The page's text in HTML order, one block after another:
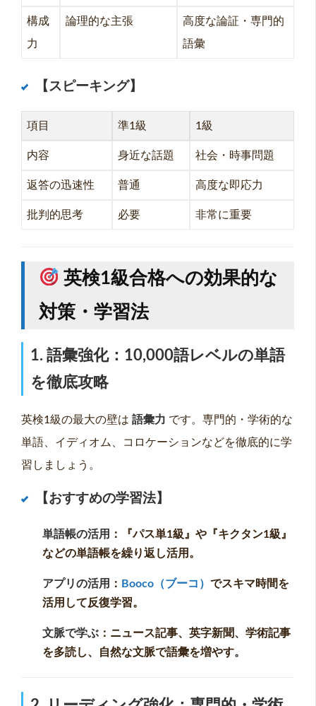
構成
力
論理的な主張
高度な論証・専門的
語彙
【スピーキング】
項目 準1級 1級
内容 身近な話題 社会・時事問題
返答の迅速性 普通 高度な即応力
批判的思考 必要 非常に重要
英検1級合格への効果的な
対策・学習法
1. 語彙強化：10,000語レベルの単語
を徹底攻略
英検1級の最大の壁は 語彙力 です。専門的・学術的な
単語、イディオム、コロケーションなどを徹底的に学
習しましょう。
【おすすめの学習法】
単語帳の活用
：『パス単1級』や『キクタン1級』
などの単語帳を繰り返し活用。
アプリの活用 ： Booco（ブーコ） でスキマ時間を
活用して反復学習。
文脈で学ぶ ：ニュース記事、英字新聞、学術記事
を多読し、自然な文脈で語彙を増やす。